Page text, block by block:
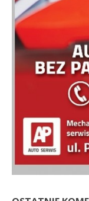
OSTATNIE
Anonim
Marzy mi
domy we wsiach
były zadbane z